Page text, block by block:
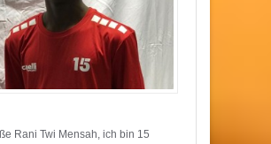
Rani Twi Mensah, ich bin 15